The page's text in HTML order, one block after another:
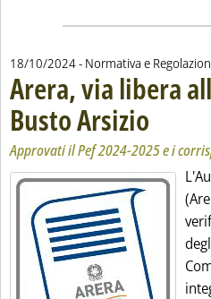
18/10/2024- Normativa e
Arera, via libera
Busto Arsizio . Sottotitolo:
. Pubblicata
Approvati il Pef 2024-2025 e i